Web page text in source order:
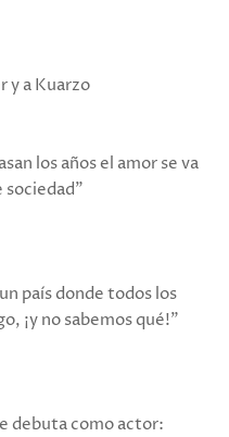
y a Kuarzo
los años el amor se va
país donde todos los
¡y no sabemos qué!”
debuta como actor: